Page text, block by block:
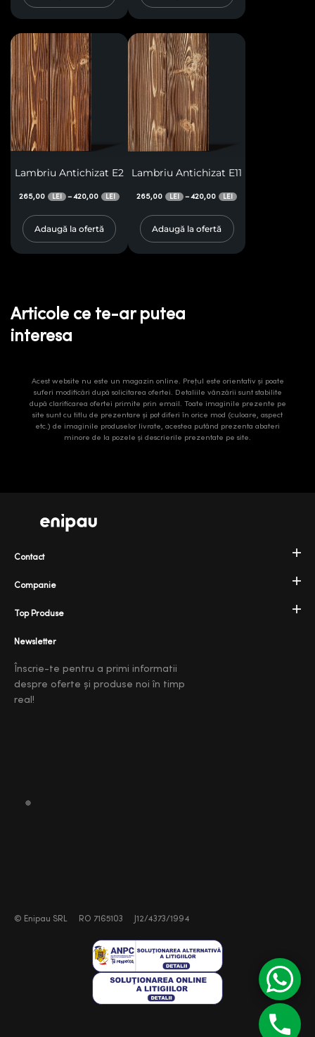
Lambriu Antichizat E2
265,00 LEI –420,00 LEI
Adaugă la ofertă
Lambriu Antichizat E11
265,00 LEI –420,00 LEI
Adaugă la ofertă
Articole ce te-ar putea
interesa
Acest website nu este un magazin online. Prețul este orientativ și poate
suferi modificări după solicitarea ofertei. Detaliile vânzării sunt stabilite
după clarificarea ofertei primite prin email. Toate imaginile prezente pe
site sunt cu titlu de prezentare și pot diferi în orice mod (culoare, aspect
etc.) de imaginile produselor livrate, acestea putând prezenta abateri
minore de la pozele și descrierile prezentate pe site.
Companie
Top Produse
Contact
Newsletter
Înscrie-te pentru a primi informatii
despre oferte și produse noi în timp
real!
© Enipau SRL RO 7165103 J12/4373/1994